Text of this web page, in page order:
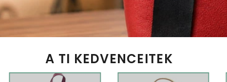
A TI KEDVENCEITEK